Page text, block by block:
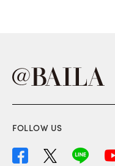
FOLLOW US